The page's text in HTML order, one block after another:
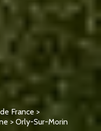
France >
> Orly-Sur-Morin